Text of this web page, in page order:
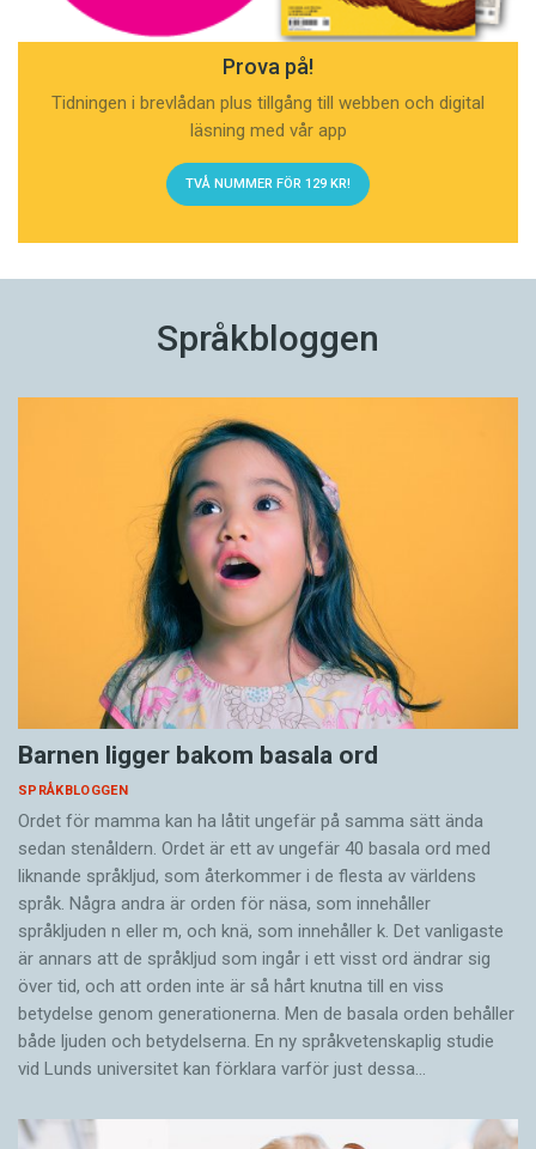
Prova på!
Tidningen i brevlådan plus tillgång till webben och digital
läsning med vår app
TVÅ NUMMER FÖR 129 KR!
Språkbloggen
Barnen ligger bakom basala ord
SPRÅKBLOGGEN
Ordet för mamma kan ha låtit ungefär på samma sätt ända
sedan stenåldern. Ordet är ett av ungefär 40 basala ord med
liknande språkljud, som återkommer i de flesta av världens
språk. Några andra är orden för näsa, som innehåller
språkljuden n eller m, och knä, som innehåller k. Det vanligaste
är annars att de språkljud som ingår i ett visst ord ändrar sig
över tid, och att orden inte är så hårt knutna till en viss
betydelse genom generationerna. Men de basala orden behåller
både ljuden och betydelserna. En ny språkvetenskaplig studie
vid Lunds universitet kan förklara varför just dessa…